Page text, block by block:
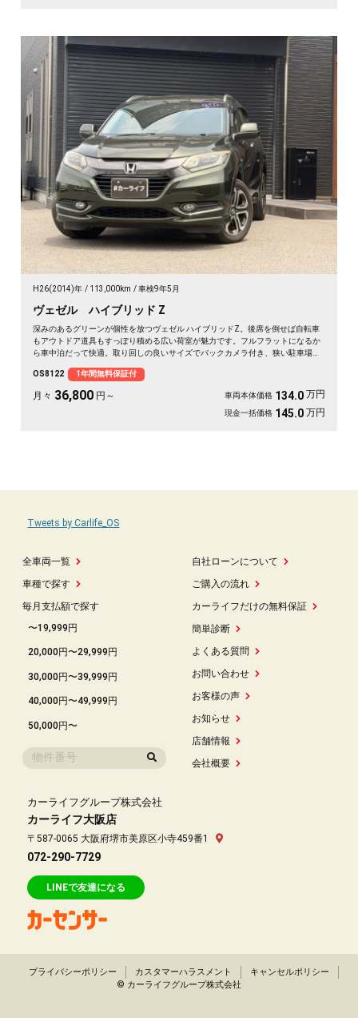
H26(2014)年 113,000km 車検9年5月
ヴェゼル ハイブリッド Z
深みのあるグリーンが個性を放つヴェゼル ハイブリッドZ。後席を倒せば自転車
もアウトドア道具もすっぽり積める広い荷室が魅力です。フルフラットになるか
ら車中泊だって快適。取り回しの良いサイズでバックカメラ付き、狭い駐車場も
コーダー付きで万が一の時も映像で安心。走りに彩りを添える一台です《1年保
証付》🚗✨💚💺😎
OS8122 1年間無料保証付
月々 36,800 円～ 車両本体価格 134.0 万円
現金一括価格 145.0 万円
全車両一覧
車種で探す
毎月支払額で探す
〜19,999円
20,000円〜29,999円
30,000円〜39,999円
40,000円〜49,999円
50,000円〜
自社ローンについて
ご購入の流れ
カーライフだけの無料保証
簡単診断
よくある質問
お問い合わせ
お客様の声
お知らせ
店舗情報
会社概要
Tweets by Carlife_OS
カーライフグループ株式会社
カーライフ大阪店
〒587-0065 大阪府堺市美原区小寺459番1
072-290-7729
LINEで友達になる
プライバシーポリシー カスタマーハラスメント
キャンセルポリシー
© カーライフグループ株式会社